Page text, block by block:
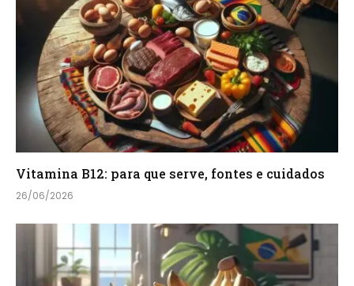
Vitamina B12: para que serve, fontes e cuidados
26/06/2026